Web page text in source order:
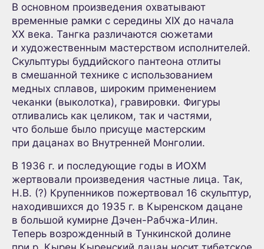
В основном произведения охватывают
временные рамки с середины XIX до начала
XX века. Тангка различаются сюжетами
и художественным мастерством исполнителей.
Скульптуры буддийского пантеона отлиты
в смешанной технике с использованием
медных сплавов, широким применением
чеканки (выколотка), гравировки. Фигуры
отливались как целиком, так и частями,
что больше было присуще мастерским
при дацанах во Внутренней Монголии.
В 1936 г. и последующие годы в ИОХМ
жертвовали произведения частные лица. Так,
Н.В. (?) Крупенников пожертвовал 16 скульптур,
находившихся до 1935 г. в Кыренском дацане
в большой кумирне Дэчен-Рабчжа-Илин.
Теперь возрожденный в Тункинской долине